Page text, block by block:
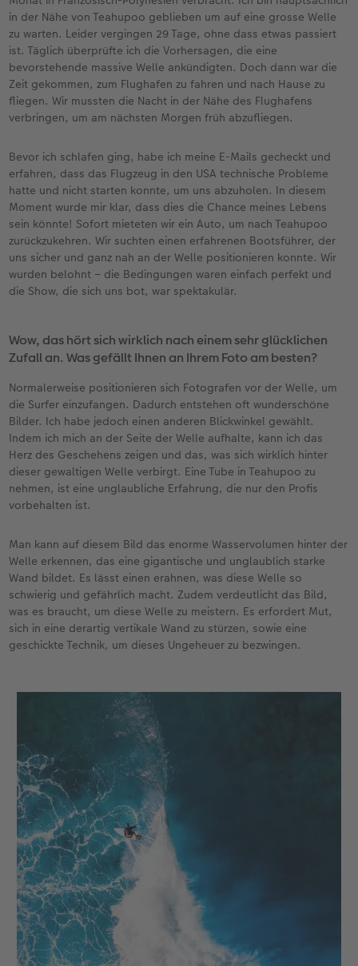
in der Nähe von Teahupoo geblieben um auf eine grosse Welle
zu warten. Leider vergingen 29 Tage, ohne dass etwas passiert
ist. Täglich überprüfte ich die Vorhersagen, die eine
bevorstehende massive Welle ankündigten. Doch dann war die
Zeit gekommen, zum Flughafen zu fahren und nach Hause zu
fliegen. Wir mussten die Nacht in der Nähe des Flughafens
verbringen, um am nächsten Morgen früh abzufliegen.
Bevor ich schlafen ging, habe ich meine E-Mails gecheckt und
erfahren, dass das Flugzeug in den USA technische Probleme
hatte und nicht starten konnte, um uns abzuholen. In diesem
Moment wurde mir klar, dass dies die Chance meines Lebens
sein könnte! Sofort mieteten wir ein Auto, um nach Teahupoo
zurückzukehren. Wir suchten einen erfahrenen Bootsführer, der
uns sicher und ganz nah an der Welle positionieren konnte. Wir
wurden belohnt – die Bedingungen waren einfach perfekt und
die Show, die sich uns bot, war spektakulär.
Wow, das hört sich wirklich nach einem sehr glücklichen
Zufall an. Was gefällt Ihnen an Ihrem Foto am besten?
Normalerweise positionieren sich Fotografen vor der Welle, um
die Surfer einzufangen. Dadurch entstehen oft wunderschöne
Bilder. Ich habe jedoch einen anderen Blickwinkel gewählt.
Indem ich mich an der Seite der Welle aufhalte, kann ich das
Herz des Geschehens zeigen und das, was sich wirklich hinter
dieser gewaltigen Welle verbirgt. Eine Tube in Teahupoo zu
nehmen, ist eine unglaubliche Erfahrung, die nur den Profis
vorbehalten ist.
Man kann auf diesem Bild das enorme Wasservolumen hinter der
Welle erkennen, das eine gigantische und unglaublich starke
Wand bildet. Es lässt einen erahnen, was diese Welle so
schwierig und gefährlich macht. Zudem verdeutlicht das Bild,
was es braucht, um diese Welle zu meistern. Es erfordert Mut,
sich in eine derartig vertikale Wand zu stürzen, sowie eine
geschickte Technik, um dieses Ungeheuer zu bezwingen.